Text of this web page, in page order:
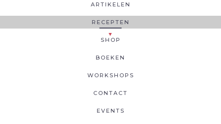
ARTIKELEN
RECEPTEN
SHOP
BOEKEN
WORKSHOPS
CONTACT
EVENTS